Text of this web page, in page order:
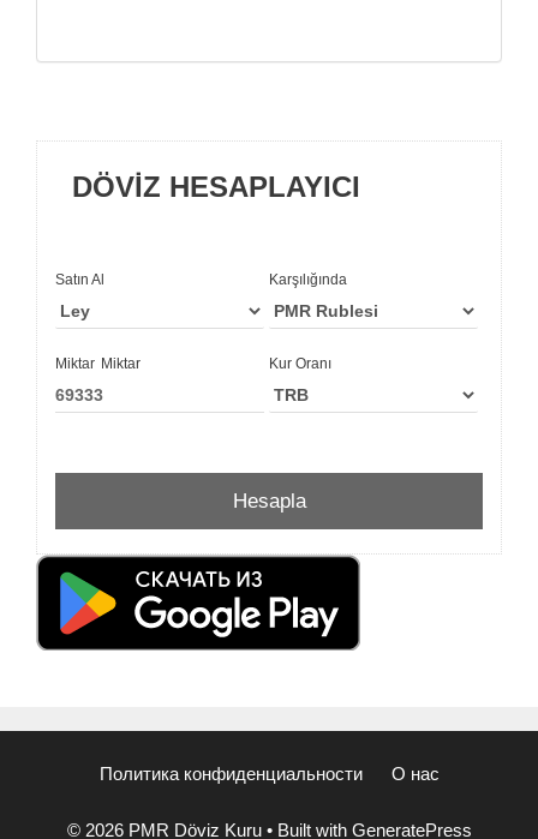
DÖVIZ HESAPLAYICI
Satın Al Karşılığında
Miktar Miktar Kur Oranı
Политика конфиденциальности О нас
© 2026 PMR Döviz Kuru• Built with GeneratePress